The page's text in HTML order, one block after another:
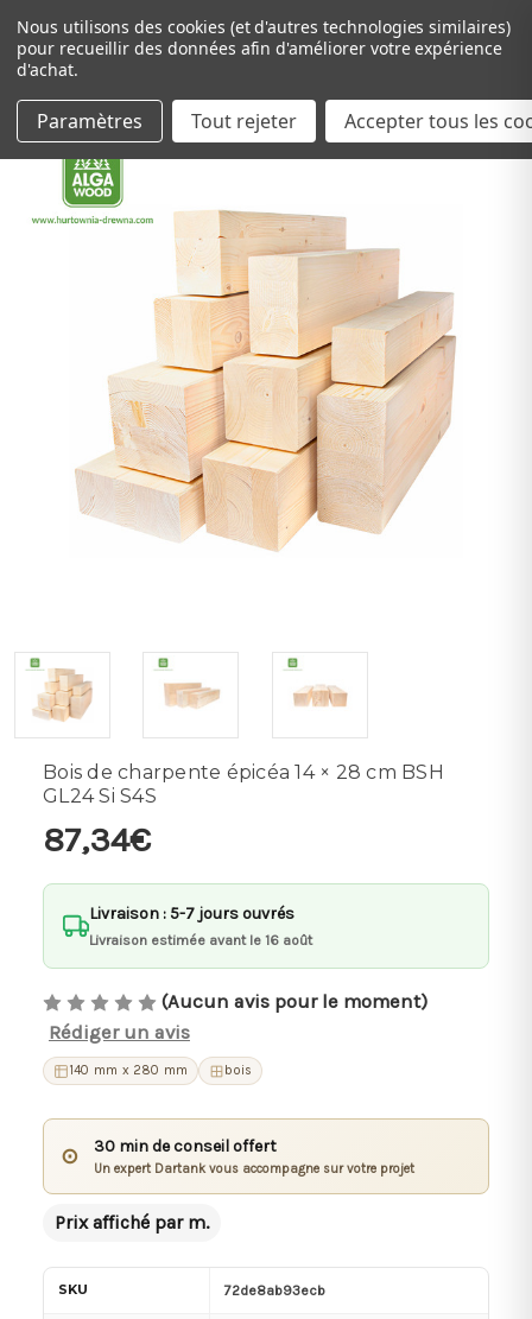
Passer au contenu principal
Bois de charpente épicéa 14 × 28 cm BSH
GL24 Si S4S
87,34€
Livraison : 5-7 jours ouvrés
Livraison estimée avant le 16 août
(Aucun avis pour le moment)
Rédiger un avis
140 mm x 280 mm bois
⊙ 30 min de conseil offert
Un expert Dartank vous accompagne sur votre projet
Prix affiché par m.
SKU 72de8ab93ecb
Nous utilisons des cookies (et d'autres technologies similaires)
pour recueillir des données afin d'améliorer votre expérience
d'achat.
Paramètres Tout rejeter Accepter tous les